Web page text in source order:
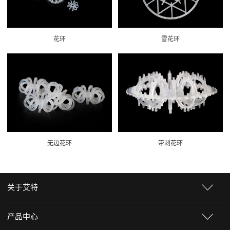
花环 雪花环
无边花环 带刺花环
关于艾特
产品中心